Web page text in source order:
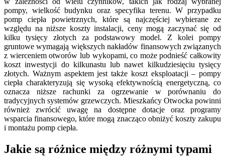
pompy, wielkość budynku oraz specyfika terenu. W przypadku
pomp ciepła powietrznych, które są najczęściej wybierane ze
względu na niższe koszty instalacji, ceny mogą zaczynać się od
kilku tysięcy złotych za podstawowy model. Z kolei pompy
gruntowe wymagają większych nakładów finansowych związanych
z wierceniem otworów lub wykopami, co może podnieść całkowity
koszt inwestycji do kilkunastu lub nawet kilkudziesięciu tysięcy
złotych. Ważnym aspektem jest także koszt eksploatacji – pompy
ciepła charakteryzują się wysoką efektywnością energetyczną, co
oznacza niższe rachunki za ogrzewanie w porównaniu do
tradycyjnych systemów grzewczych. Mieszkańcy Otwocka powinni
również zwrócić uwagę na dostępne dotacje oraz programy
wsparcia finansowego, które mogą znacząco obniżyć koszty zakupu
i montażu pomp ciepła.
Jakie są różnice między różnymi typami